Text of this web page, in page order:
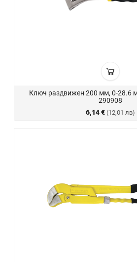
Ключ раздвижен 200 мм, 0-28.6
290908
6,14 € (12,01 лв)